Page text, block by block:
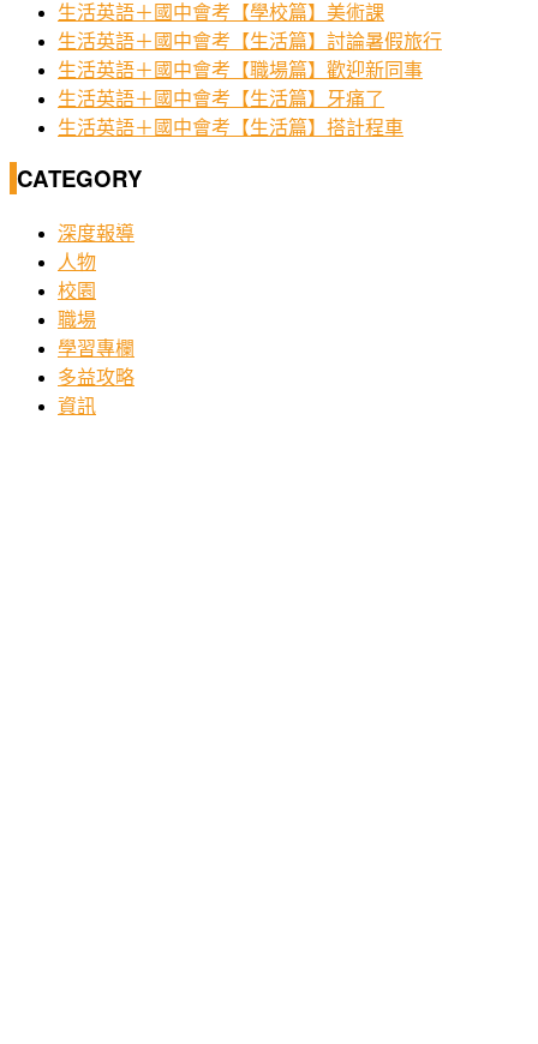
生活英語＋國中會考【學校篇】美術課
生活英語＋國中會考【生活篇】討論暑假旅行
生活英語＋國中會考【職場篇】歡迎新同事
生活英語＋國中會考【生活篇】牙痛了
生活英語＋國中會考【生活篇】搭計程車
CATEGORY
深度報導
人物
校園
職場
學習專欄
多益攻略
資訊